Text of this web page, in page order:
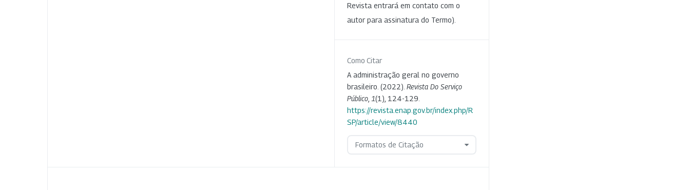
Revista entrará em contato com o
autor para assinatura do Termo).
Como Citar
A administração geral no governo
brasileiro. (2022). Revista Do Serviço
Público 1(1), 124-129.
https://revista.enap.gov.br/index.php/R
SP/article/view/8440
Formatos de Citação